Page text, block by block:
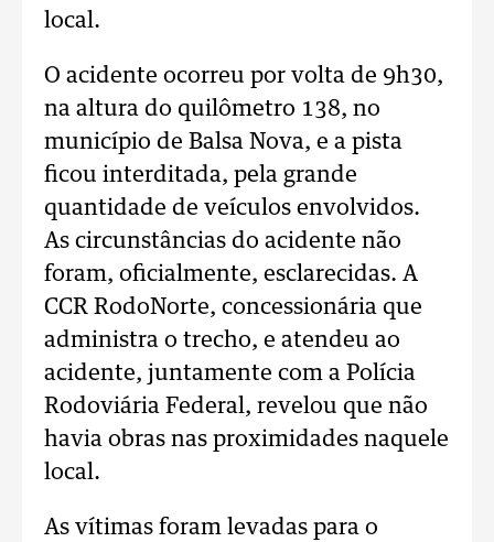
local.
O acidente ocorreu por volta de 9h30,
na altura do quilômetro 138, no
município de Balsa Nova, e a pista
ficou interditada, pela grande
quantidade de veículos envolvidos.
As circunstâncias do acidente não
foram, oficialmente, esclarecidas. A
CCR RodoNorte, concessionária que
administra o trecho, e atendeu ao
acidente, juntamente com a Polícia
Rodoviária Federal, revelou que não
havia obras nas proximidades naquele
local.
As vítimas foram levadas para o